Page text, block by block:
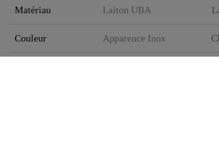
Matériau Laiton UBA
Couleur Apparence Inox